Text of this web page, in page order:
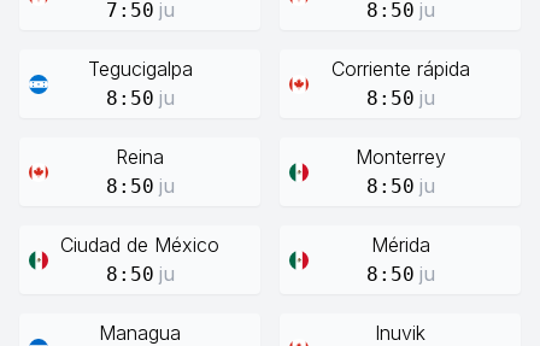
7:50 ju 8:50 ju
Tegucigalpa
8:50 ju
Corriente rápida
8:50 ju
Reina
8:50 ju
Monterrey
8:50 ju
Ciudad de México
8:50 ju
Mérida
8:50 ju
Managua Inuvik